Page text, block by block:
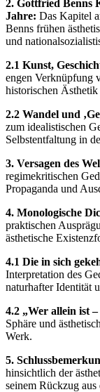
2. Gottfried Benns
Jahre: Das Kapitel
Benns frühen
und
2.1 Kunst,
engen Verknüpfung
historischen
2.2 Wandel und
zum idealistischen
Selbstentfaltung in
3. Versagen des
regimekritischen
Propaganda und
4. Monologische
praktischen
ästhetische
4.1 Die in sich
Interpretation des
naturhafter Identität
4.2 „Wer allein ist –
Sphäre und
Werk.
5.
hinsichtlich der
seinem Rückzug